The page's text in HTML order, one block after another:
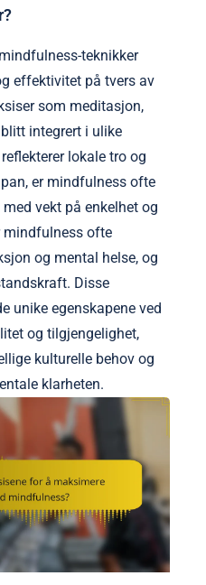
teknikker
effektivitet på tvers av
som meditasjon,
integrert i ulike
lokale tro og
er mindfulness ofte
vekt på enkelhet og
mindfulness ofte
og mental helse, og
Disse
unike egenskapene ved
og tilgjengelighet,
kulturelle behov og
klarheten.